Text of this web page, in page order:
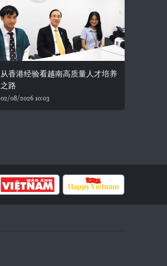
从香港经验看越南高质量人才培养
之路
02/08/2026 10:03